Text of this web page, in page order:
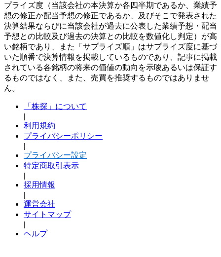
プライズ度（当該会社の本決算か各四半期であるか、業績予
想の修正か配当予想の修正であるか、及びそこで発表された
決算結果ならびに当該会社が過去に公表した業績予想・配当
予想との比較及び過去の決算との比較を数値化し判定）が高
い銘柄であり、また「サプライズ順」はサプライズ度に基づ
いた順番で決算情報を掲載しているものであり、記事に掲載
されている各銘柄の将来の価値の動向を示唆あるいは保証す
るものではなく、また、売買を推奨するものではありませ
ん。
「株探」について
|
利用規約
プライバシーポリシー
|
プライバシー設定
特定商取引表示
|
採用情報
|
運営会社
サイトマップ
|
ヘルプ